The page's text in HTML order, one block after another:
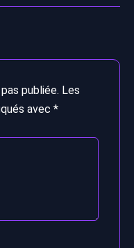
publiée. Les
avec *